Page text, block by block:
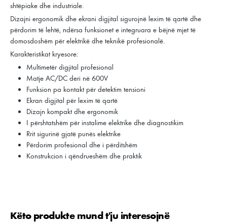
shtëpiake dhe industriale.
Dizajni ergonomik dhe ekrani digjital sigurojnë lexim të qartë dhe
përdorim të lehtë, ndërsa funksionet e integruara e bëjnë mjet të
domosdoshëm për elektrikë dhe teknikë profesionalë.
Karakteristikat kryesore:
Multimetër digjital profesional
Matje AC/DC deri në 600V
Funksion pa kontakt për detektim tensioni
Ekran digjital për lexim të qartë
Dizajn kompakt dhe ergonomik
I përshtatshëm për instalime elektrike dhe diagnostikim
Rrit sigurinë gjatë punës elektrike
Përdorim profesional dhe i përditshëm
Konstrukcion i qëndrueshëm dhe praktik
Kalo galerinë e produktit
Këto produkte mund t'ju interesojnë